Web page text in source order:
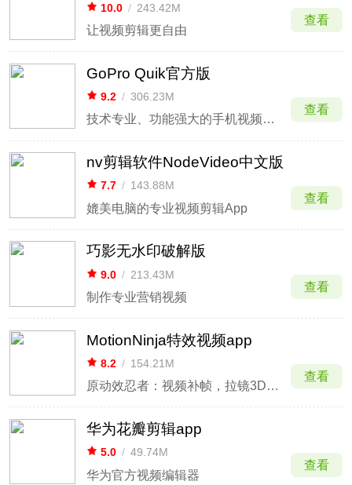
10.0 / 243.42M
让视频剪辑更自由
查看
GoPro Quik官方版
9.2 / 306.23M
技术专业、功能强大的手机视频编辑软件。
查看
nv剪辑软件NodeVideo中文版
7.7 / 143.88M
媲美电脑的专业视频剪辑App
查看
巧影无水印破解版
9.0 / 213.43M
制作专业营销视频
查看
MotionNinja特效视频app
8.2 / 154.21M
原动效忍者：视频补帧，拉镜3D特效
查看
华为花瓣剪辑app
5.0 / 49.74M
华为官方视频编辑器
查看